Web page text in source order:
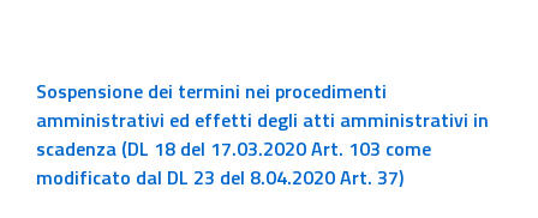
Sospensione dei termini nei procedimenti
amministrativi ed effetti degli atti amministrativi in
scadenza (DL 18 del 17.03.2020 Art. 103 come
modificato dal DL 23 del 8.04.2020 Art. 37)